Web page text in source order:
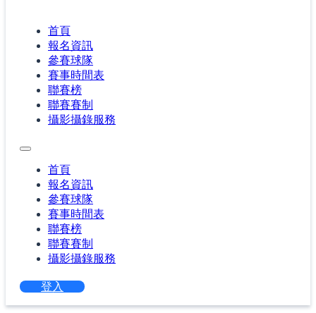
首頁
報名資訊
參賽球隊
賽事時間表
聯賽榜
聯賽賽制
攝影攝錄服務
首頁
報名資訊
參賽球隊
賽事時間表
聯賽榜
聯賽賽制
攝影攝錄服務
登入